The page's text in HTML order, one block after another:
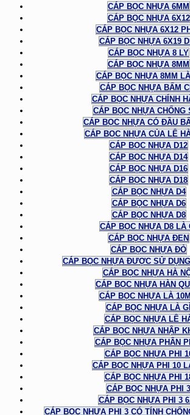
CÁP BỌC NHỰA 6MM
CÁP BỌC NHỰA 6X12
CÁP BỌC NHỰA 6X12
CÁP BỌC NHỰA 6X19
CÁP BỌC NHỰA 8 LY
CÁP BỌC NHỰA 8MM
CÁP BỌC NHỰA 8MM
CÁP BỌC NHỰA BẤM
CÁP BỌC NHỰA CHÍNH
CÁP BỌC NHỰA CHỐNG
CÁP BỌC NHỰA CÓ ĐẦU
CÁP BỌC NHỰA CỦA LÊ
CÁP BỌC NHỰA D12
CÁP BỌC NHỰA D14
CÁP BỌC NHỰA D16
CÁP BỌC NHỰA D18
CÁP BỌC NHỰA D4
CÁP BỌC NHỰA D6
CÁP BỌC NHỰA D8
CÁP BỌC NHỰA D8 LÀ
CÁP BỌC NHỰA ĐEN
CÁP BỌC NHỰA ĐỎ
CÁP BỌC NHỰA ĐƯỢC SỬ
CÁP BỌC NHỰA HÀ
CÁP BỌC NHỰA HÀN
CÁP BỌC NHỰA LÀ
CÁP BỌC NHỰA LÀ GÌ
CÁP BỌC NHỰA LÊ
CÁP BỌC NHỰA NHẬP
CÁP BỌC NHỰA PHÂN
CÁP BỌC NHỰA PHI
CÁP BỌC NHỰA PHI 10
CÁP BỌC NHỰA PHI
CÁP BỌC NHỰA PHI 3
CÁP BỌC NHỰA PHI 3
CÁP BỌC NHỰA PHI 3 CÓ TÍNH